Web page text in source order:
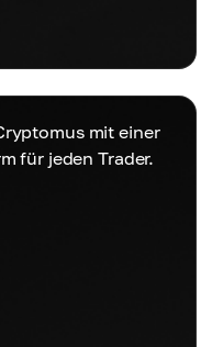
mit einer
für jeden Trader.